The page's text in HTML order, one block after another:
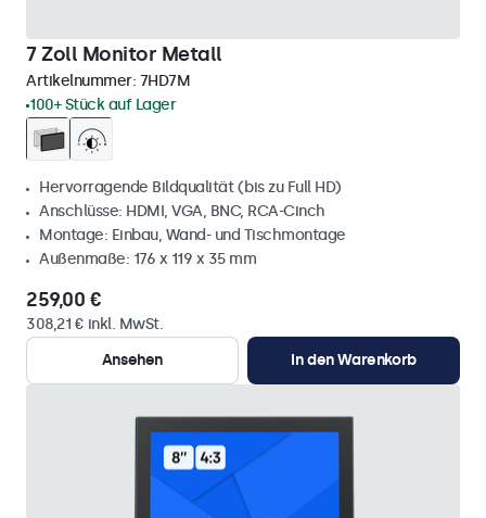
7 Zoll Monitor Metall
Artikelnummer: 7HD7M
100+ Stück auf Lager
Hervorragende Bildqualität (bis zu Full HD)
Anschlüsse: HDMI, VGA, BNC, RCA-Cinch
Montage: Einbau, Wand- und Tischmontage
Außenmaße: 176 x 119 x 35 mm
259,00 €
308,21 € inkl. MwSt.
Ansehen
In den Warenkorb